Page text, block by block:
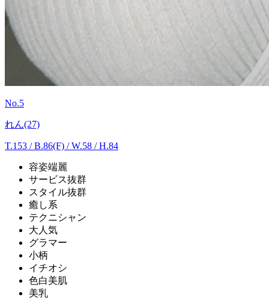
No.5
れん(27)
T.153 /B.86(F) / W.58 / H.84
容姿端麗
サービス抜群
スタイル抜群
癒し系
テクニシャン
大人気
グラマー
小柄
イチオシ
色白美肌
美乳